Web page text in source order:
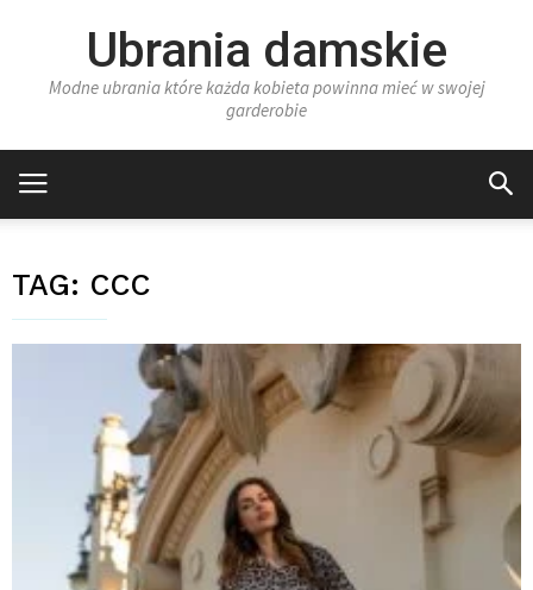
Ubrania damskie
Modne ubrania które każda kobieta powinna mieć w swojej
garderobie
TAG: CCC